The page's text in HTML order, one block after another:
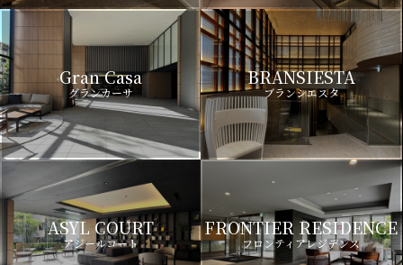
Gran Casa
グランカーサ
BRANSIESTA
ブランシエスタ
ASYL COURT
アジールコート
FRONTIER RESIDENCE
フロンティアレジデンス